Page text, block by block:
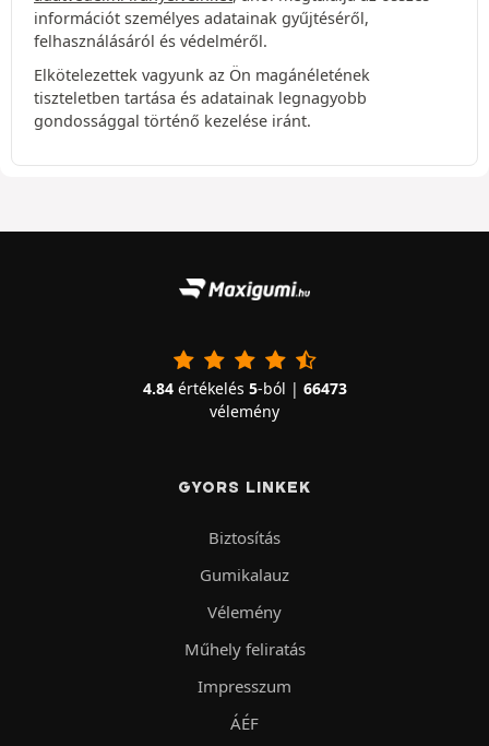
információt személyes adatainak gyűjtéséről,
felhasználásáról és védelméről.
Elkötelezettek vagyunk az Ön magánéletének
tiszteletben tartása és adatainak legnagyobb
gondossággal történő kezelése iránt.
4.84értékelés 5-ból | 66473
vélemény
GYORS LINKEK
Biztosítás
Gumikalauz
Vélemény
Műhely feliratás
Impresszum
ÁÉF